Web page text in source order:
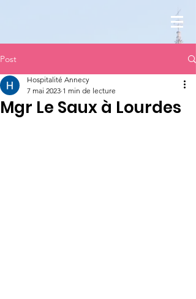
Post
Mgr Le Saux à Lourdes
Hospitalité Annecy
7 mai 2023 1 min de lecture